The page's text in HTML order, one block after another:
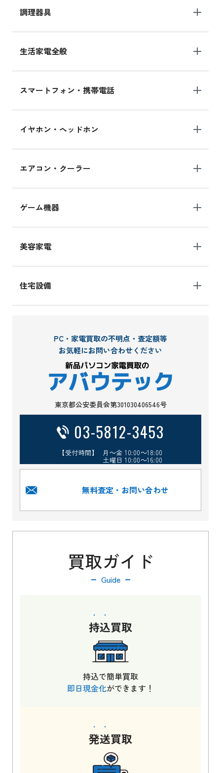
調理器具
生活家電全般
スマートフォン・携帯電話
イヤホン・ヘッドホン
エアコン・クーラー
ゲーム機器
美容家電
住宅設備
PC・家電買取の不明点・査定額等
お気軽にお問い合わせください
東京都公安委員会第301030406546号
03-5812-3453
【受付時間】 月～金 10:00～18:00
土曜日 10:00～16:00
無料査定・お問い合わせ
買取ガイド
Guide
持込買取
持込で簡単買取
即日現金化ができます！
発送買取